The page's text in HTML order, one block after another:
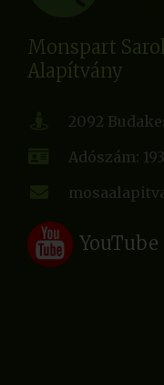
Monspart
Alapítvány
2092
Adószám: